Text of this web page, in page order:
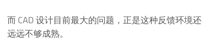
而 CAD 设计目前最大的问题，正是这种反馈环境还
远远不够成熟。